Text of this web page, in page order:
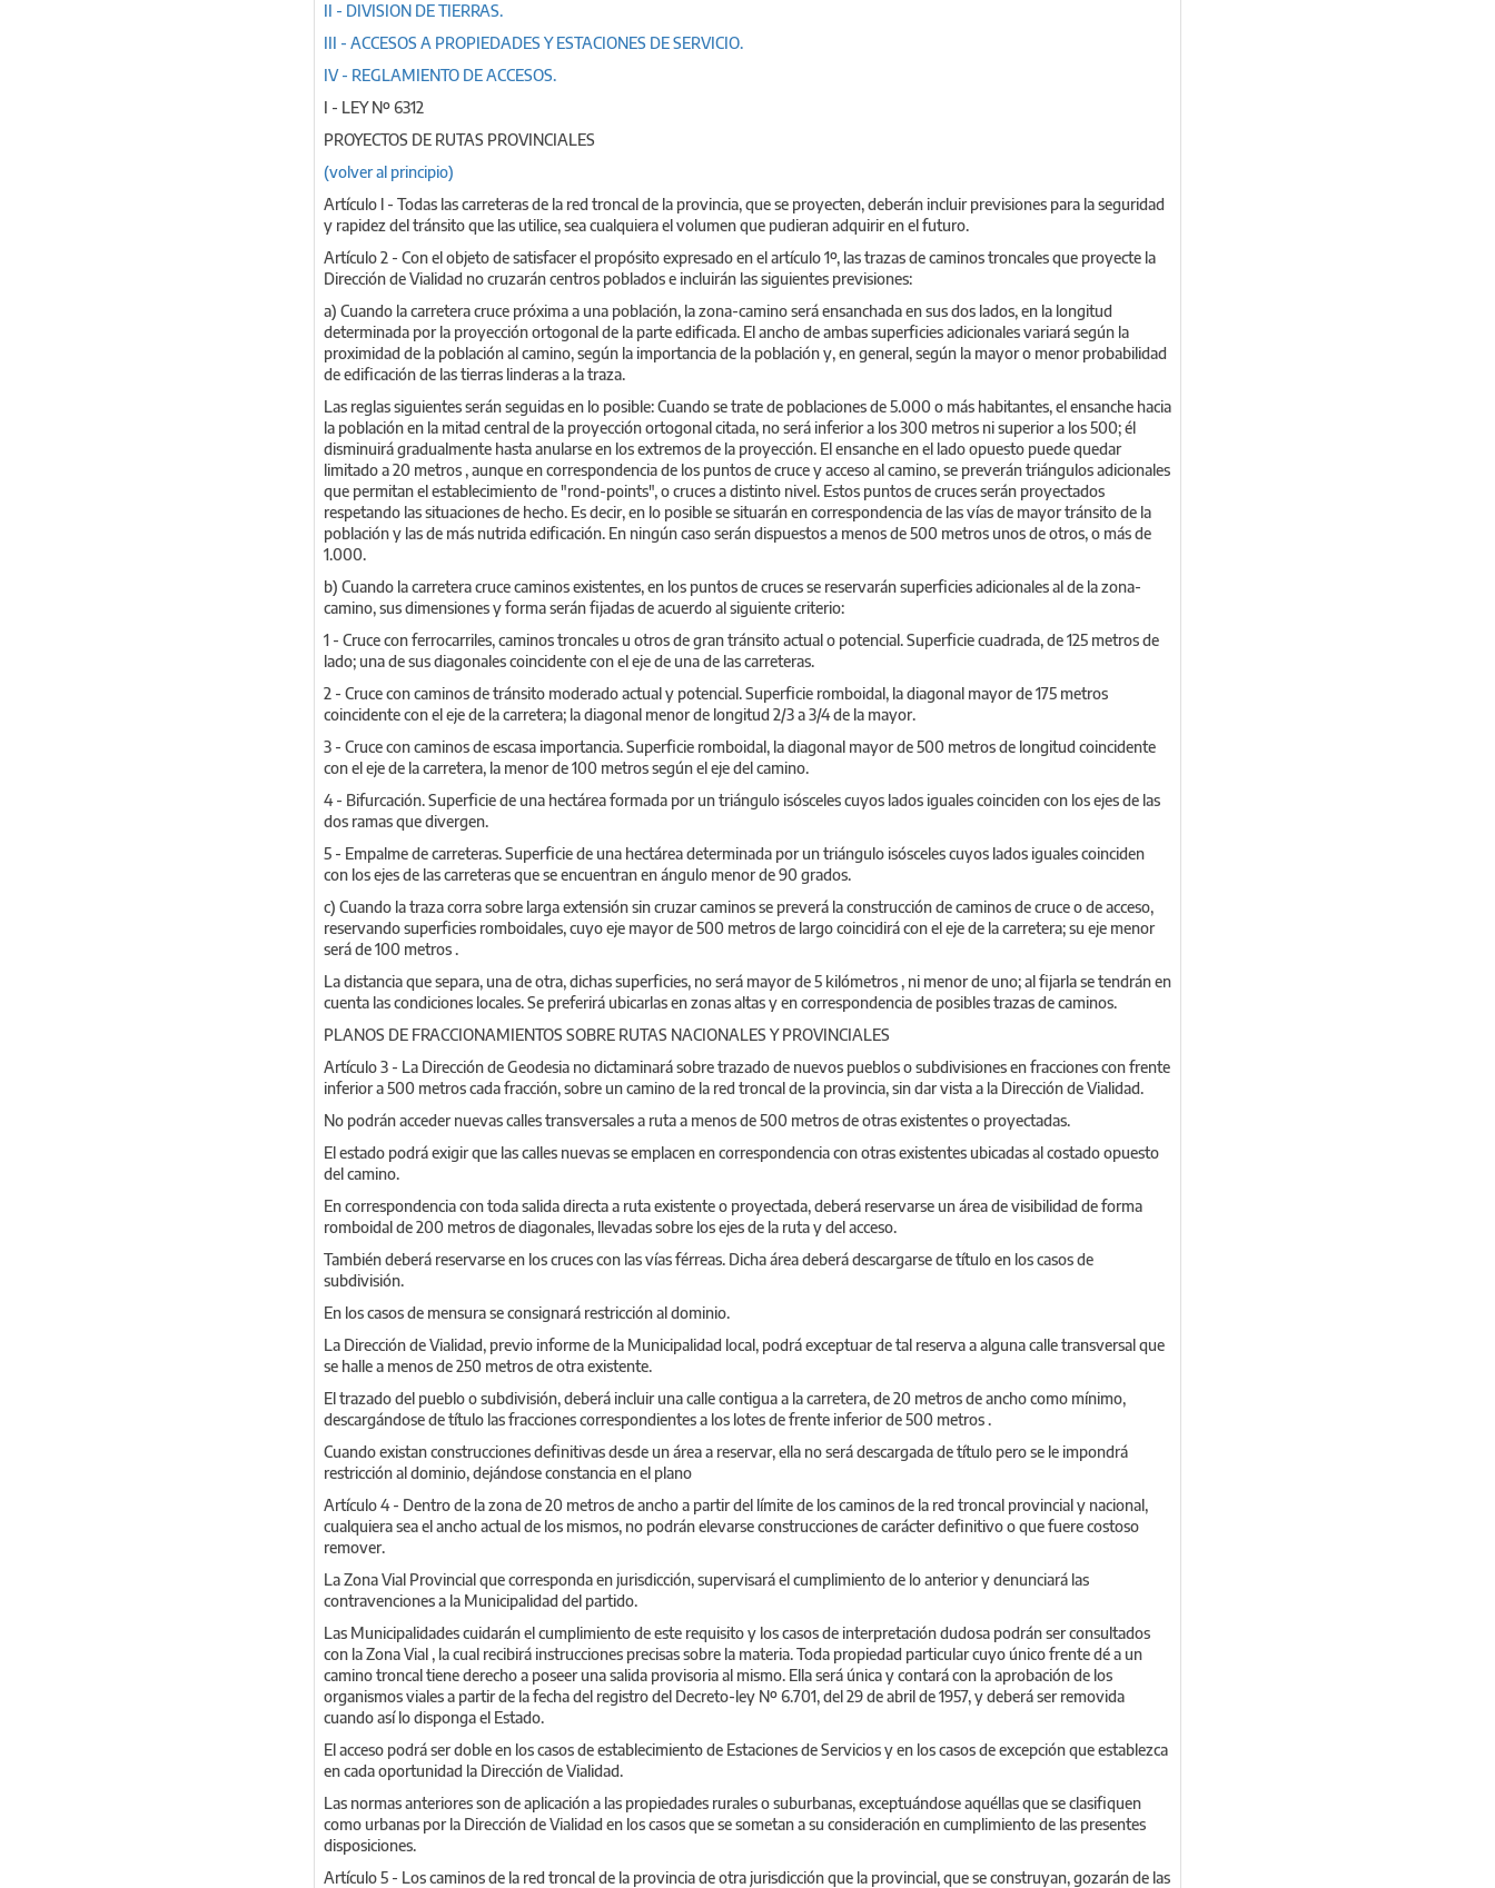
II - DIVISION DE TIERRAS.
III - ACCESOS A PROPIEDADES Y ESTACIONES DE SERVICIO.
IV - REGLAMIENTO DE ACCESOS.
I - LEY Nº 6312
PROYECTOS DE RUTAS PROVINCIALES
(volver al principio)
Artículo l - Todas las carreteras de la red troncal de la provincia, que se proyecten, deberán incluir previsiones para la seguridad
y rapidez del tránsito que las utilice, sea cualquiera el volumen que pudieran adquirir en el futuro.
Artículo 2 - Con el objeto de satisfacer el propósito expresado en el artículo 1º, las trazas de caminos troncales que proyecte la
Dirección de Vialidad no cruzarán centros poblados e incluirán las siguientes previsiones:
a) Cuando la carretera cruce próxima a una población, la zona-camino será ensanchada en sus dos lados, en la longitud
determinada por la proyección ortogonal de la parte edificada. El ancho de ambas superficies adicionales variará según la
proximidad de la población al camino, según la importancia de la población y, en general, según la mayor o menor probabilidad
de edificación de las tierras linderas a la traza.
Las reglas siguientes serán seguidas en lo posible: Cuando se trate de poblaciones de 5.000 o más habitantes, el ensanche hacia
la población en la mitad central de la proyección ortogonal citada, no será inferior a los 300 metros ni superior a los 500; él
disminuirá gradualmente hasta anularse en los extremos de la proyección. El ensanche en el lado opuesto puede quedar
limitado a 20 metros , aunque en correspondencia de los puntos de cruce y acceso al camino, se preverán triángulos adicionales
que permitan el establecimiento de "rond-points", o cruces a distinto nivel. Estos puntos de cruces serán proyectados
respetando las situaciones de hecho. Es decir, en lo posible se situarán en correspondencia de las vías de mayor tránsito de la
población y las de más nutrida edificación. En ningún caso serán dispuestos a menos de 500 metros unos de otros, o más de
1.000.
b) Cuando la carretera cruce caminos existentes, en los puntos de cruces se reservarán superficies adicionales al de la zona-
camino, sus dimensiones y forma serán fijadas de acuerdo al siguiente criterio:
1 - Cruce con ferrocarriles, caminos troncales u otros de gran tránsito actual o potencial. Superficie cuadrada, de 125 metros de
lado; una de sus diagonales coincidente con el eje de una de las carreteras.
2 - Cruce con caminos de tránsito moderado actual y potencial. Superficie romboidal, la diagonal mayor de 175 metros
coincidente con el eje de la carretera; la diagonal menor de longitud 2/3 a 3/4 de la mayor.
3 - Cruce con caminos de escasa importancia. Superficie romboidal, la diagonal mayor de 500 metros de longitud coincidente
con el eje de la carretera, la menor de 100 metros según el eje del camino.
4 - Bifurcación. Superficie de una hectárea formada por un triángulo isósceles cuyos lados iguales coinciden con los ejes de las
dos ramas que divergen.
5 - Empalme de carreteras. Superficie de una hectárea determinada por un triángulo isósceles cuyos lados iguales coinciden
con los ejes de las carreteras que se encuentran en ángulo menor de 90 grados.
c) Cuando la traza corra sobre larga extensión sin cruzar caminos se preverá la construcción de caminos de cruce o de acceso,
reservando superficies romboidales, cuyo eje mayor de 500 metros de largo coincidirá con el eje de la carretera; su eje menor
será de 100 metros .
La distancia que separa, una de otra, dichas superficies, no será mayor de 5 kilómetros , ni menor de uno; al fijarla se tendrán en
cuenta las condiciones locales. Se preferirá ubicarlas en zonas altas y en correspondencia de posibles trazas de caminos.
PLANOS DE FRACCIONAMIENTOS SOBRE RUTAS NACIONALES Y PROVINCIALES
Artículo 3 - La Dirección de Geodesia no dictaminará sobre trazado de nuevos pueblos o subdivisiones en fracciones con frente
inferior a 500 metros cada fracción, sobre un camino de la red troncal de la provincia, sin dar vista a la Dirección de Vialidad.
No podrán acceder nuevas calles transversales a ruta a menos de 500 metros de otras existentes o proyectadas.
El estado podrá exigir que las calles nuevas se emplacen en correspondencia con otras existentes ubicadas al costado opuesto
del camino.
En correspondencia con toda salida directa a ruta existente o proyectada, deberá reservarse un área de visibilidad de forma
romboidal de 200 metros de diagonales, llevadas sobre los ejes de la ruta y del acceso.
También deberá reservarse en los cruces con las vías férreas. Dicha área deberá descargarse de título en los casos de
subdivisión.
En los casos de mensura se consignará restricción al dominio.
La Dirección de Vialidad, previo informe de la Municipalidad local, podrá exceptuar de tal reserva a alguna calle transversal que
se halle a menos de 250 metros de otra existente.
El trazado del pueblo o subdivisión, deberá incluir una calle contigua a la carretera, de 20 metros de ancho como mínimo,
descargándose de título las fracciones correspondientes a los lotes de frente inferior de 500 metros .
Cuando existan construcciones definitivas desde un área a reservar, ella no será descargada de título pero se le impondrá
restricción al dominio, dejándose constancia en el plano
Artículo 4 - Dentro de la zona de 20 metros de ancho a partir del límite de los caminos de la red troncal provincial y nacional,
cualquiera sea el ancho actual de los mismos, no podrán elevarse construcciones de carácter definitivo o que fuere costoso
remover.
La Zona Vial Provincial que corresponda en jurisdicción, supervisará el cumplimiento de lo anterior y denunciará las
contravenciones a la Municipalidad del partido.
Las Municipalidades cuidarán el cumplimiento de este requisito y los casos de interpretación dudosa podrán ser consultados
con la Zona Vial , la cual recibirá instrucciones precisas sobre la materia. Toda propiedad particular cuyo único frente dé a un
camino troncal tiene derecho a poseer una salida provisoria al mismo. Ella será única y contará con la aprobación de los
organismos viales a partir de la fecha del registro del Decreto-ley Nº 6.701, del 29 de abril de 1957, y deberá ser removida
cuando así lo disponga el Estado.
El acceso podrá ser doble en los casos de establecimiento de Estaciones de Servicios y en los casos de excepción que establezca
en cada oportunidad la Dirección de Vialidad.
Las normas anteriores son de aplicación a las propiedades rurales o suburbanas, exceptuándose aquéllas que se clasifiquen
como urbanas por la Dirección de Vialidad en los casos que se sometan a su consideración en cumplimiento de las presentes
disposiciones.
Artículo 5 - Los caminos de la red troncal de la provincia de otra jurisdicción que la provincial, que se construyan, gozarán de las